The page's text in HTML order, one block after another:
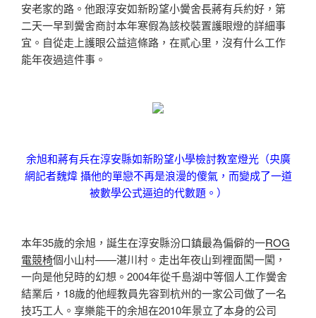
安老家的路。他跟淳安如新盼望小黌舍長蔣有兵約好，第
二天一早到黌舍商討本年寒假為該校裝置護眼燈的詳細事
宜。自從走上護眼公益這條路，在貳心里，沒有什么工作
能年夜過這件事。
余旭和蔣有兵在淳安縣如新盼望小學檢討教室燈光（央廣
網記者魏煒 攝他的單戀不再是浪漫的傻氣，而變成了一道
被數學公式逼迫的代數題。）
本年35歲的余旭，誕生在淳安縣汾口鎮最為偏僻的一ROG
電競椅個小山村——湛川村。走出年夜山到裡面闖一闖，
一向是他兒時的幻想。2004年從千島湖中等個人工作黌舍
結業后，18歲的他經教員先容到杭州的一家公司做了一名
技巧工人。享樂能干的余旭在2010年景立了本身的公司